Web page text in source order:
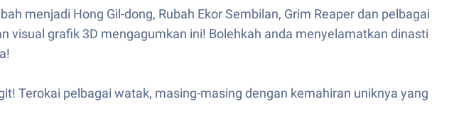
menjadi Hong Gil-dong, Rubah Ekor Sembilan, Grim Reaper dan pelbagai
visual grafik 3D mengagumkan ini! Bolehkah anda menyelamatkan dinasti
Terokai pelbagai watak, masing-masing dengan kemahiran uniknya yang